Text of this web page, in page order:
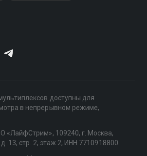
доступны для
в непрерывном режиме,
«ЛайфСтрим», 109240, г. Москва,
13, стр. 2, этаж 2, ИНН 7710918800